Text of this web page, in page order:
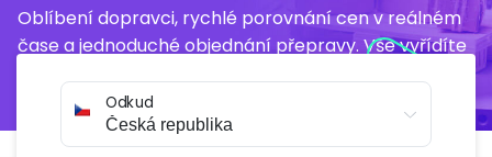
Oblíbení dopravci, rychlé porovnání cen v reálném
čase a jednoduché objednání přepravy. Vše vyřídíte
Odkud